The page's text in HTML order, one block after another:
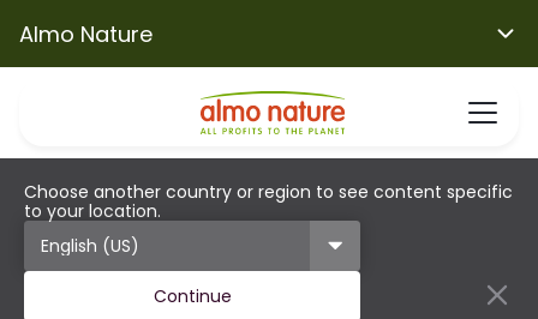
Almo Nature
Choose another country or region to see content specific
to your location.
Continue